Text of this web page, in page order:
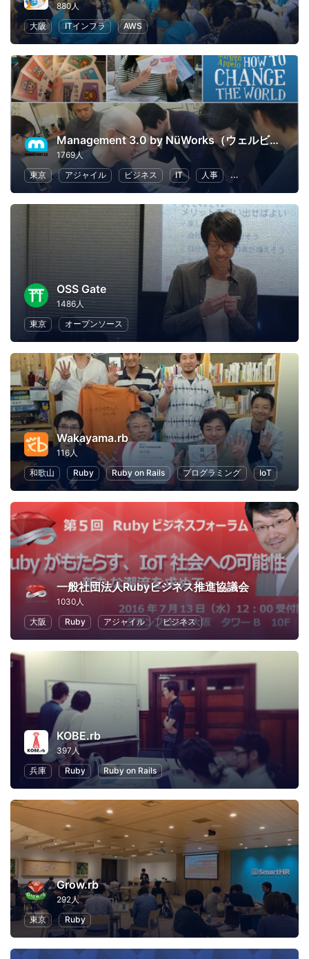
880人
大阪
ITインフラ AWS
Management 3.0 by NüWorks（ウェルビーイング・リーダーシップ）
1769人
東京
アジャイル ビジネス IT 人事 リーダーシップ
OSS Gate
1486人
東京
オープンソース
Wakayama.rb
116人
和歌山
Ruby Ruby on Rails プログラミング IoT
一般社団法人Rubyビジネス推進協議会
1030人
大阪
Ruby アジャイル ビジネス
KOBE.rb
397人
兵庫
Ruby Ruby on Rails
Grow.rb
292人
東京
Ruby